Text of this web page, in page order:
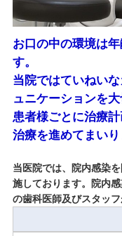
お口の中の環境は
す。
当院ではていねい
ュニケーションを大
患者様ごとに治療
治療を進めてまいり
当医院では、院内感染
施しております。院内
の歯科医師及びスタッフ